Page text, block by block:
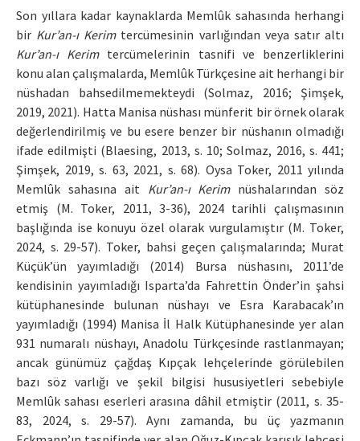
Son yıllara kadar kaynaklarda Memlûk sahasında herhangi
bir Kur’an-ı Kerimtercümesinin varlığından veya satır altı
Kur’an-ı Kerimtercümelerinin tasnifi ve benzerliklerini
konu alan çalışmalarda, Memlûk Türkçesine ait herhangi bir
nüshadan bahsedilmemekteydi (Solmaz, 2016; Şimşek,
2019, 2021). Hatta Manisa nüshası münferit bir örnek olarak
değerlendirilmiş ve bu esere benzer bir nüshanın olmadığı
ifade edilmişti (Blaesing, 2013, s. 10; Solmaz, 2016, s. 441;
Şimşek, 2019, s. 63, 2021, s. 68). Oysa Toker, 2011 yılında
Memlûk sahasına ait Kur’an-ı Kerimnüshalarından söz
etmiş (M. Toker, 2011, 3-36), 2024 tarihli çalışmasının
başlığında ise konuyu özel olarak vurgulamıştır (M. Toker,
2024, s. 29-57). Toker, bahsi geçen çalışmalarında; Murat
Küçük’ün yayımladığı (2014) Bursa nüshasını, 2011’de
kendisinin yayımladığı Isparta’da Fahrettin Önder’in şahsi
kütüphanesinde bulunan nüshayı ve Esra Karabacak’ın
yayımladığı (1994) Manisa İl Halk Kütüphanesinde yer alan
931 numaralı nüshayı, Anadolu Türkçesinde rastlanmayan;
ancak günümüz çağdaş Kıpçak lehçelerinde görülebilen
bazı söz varlığı ve şekil bilgisi hususiyetleri sebebiyle
Memlûk sahası eserleri arasına dâhil etmiştir (2011, s. 35-
83, 2024, s. 29-57). Aynı zamanda, bu üç yazmanın